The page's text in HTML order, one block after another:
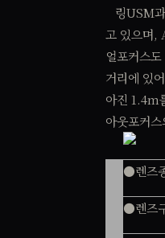
링USM
고 있으며,
얼포커스
거리에 있
아진 1.4m
아웃포커
●렌즈
●렌즈